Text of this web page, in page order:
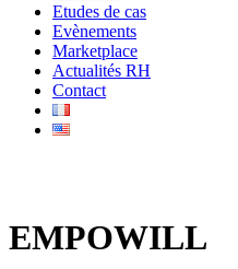
Etudes de cas
Evènements
Marketplace
Actualités RH
Contact
EMPOWILL